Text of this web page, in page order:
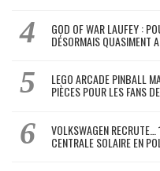
GOD OF WAR LAUFEY :
DÉSORMAIS QUASIMENT
LEGO ARCADE PINBALL
PIÈCES POUR LES FANS
VOLKSWAGEN
CENTRALE SOLAIRE EN